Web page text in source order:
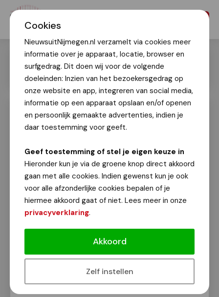
Cookies
NieuwsuitNijmegen.nl verzamelt via cookies meer
informatie over je apparaat, locatie, browser en
surfgedrag. Dit doen wij voor de volgende
doeleinden: Inzien van het bezoekersgedrag op
onze website en app, integreren van social media,
informatie op een apparaat opslaan en/of openen
en persoonlijk gemaakte advertenties, indien je
daar toestemming voor geeft.
Geef toestemming of stel je eigen keuze in
Hieronder kun je via de groene knop direct akkoord
gaan met alle cookies. Indien gewenst kun je ook
voor alle afzonderlijke cookies bepalen of je
hiermee akkoord gaat of niet. Lees meer in onze
privacyverklaring.
Akkoord
Zelf instellen
Dag van het Levenslied voor het eerst
in het Goffertpark: nog steeds een
Patricia van den Heuvel
10 mei 2026
Na vele memorabele Moederdagen in het
Valkhofpark slaat vanaf dit jaar zijn tent op in het
Goffertpark. Een nieuwe locatie, maar met
dezelfde ingrediënten: gratis, gezelligheid, een lach
en een traan, gevoelige meezingers en natuurlijk
een flinke knipoog.